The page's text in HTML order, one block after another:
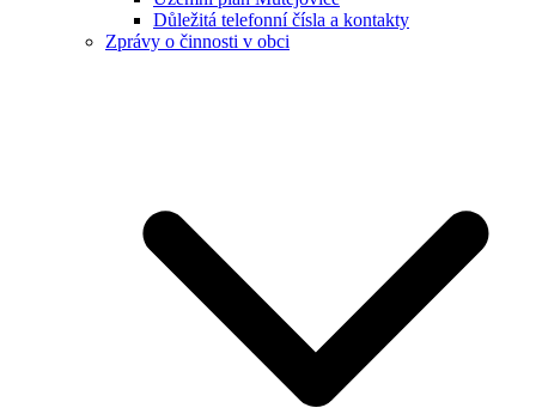
Důležitá telefonní čísla a kontakty
Zprávy o činnosti v obci